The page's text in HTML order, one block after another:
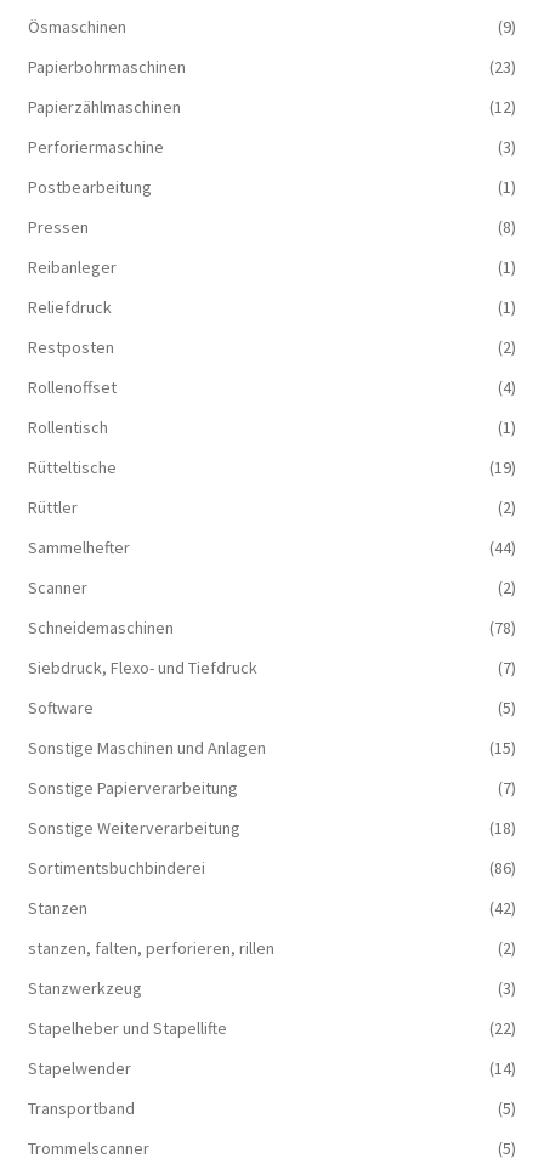
Ösmaschinen
(9)
Papierbohrmaschinen
(23)
Papierzählmaschinen
(12)
Perforiermaschine
(3)
Postbearbeitung
(1)
Pressen
(8)
Reibanleger
(1)
Reliefdruck
(1)
Restposten
(2)
Rollenoffset
(4)
Rollentisch
(1)
Rütteltische
(19)
Rüttler
(2)
Sammelhefter
(44)
Scanner
(2)
Schneidemaschinen
(78)
Siebdruck, Flexo- und Tiefdruck
(7)
Software
(5)
Sonstige Maschinen und Anlagen
(15)
Sonstige Papierverarbeitung
(7)
Sonstige Weiterverarbeitung
(18)
Sortimentsbuchbinderei
(86)
Stanzen
(42)
stanzen, falten, perforieren, rillen
(2)
Stanzwerkzeug
(3)
Stapelheber und Stapellifte
(22)
Stapelwender
(14)
Transportband
(5)
Trommelscanner
(5)